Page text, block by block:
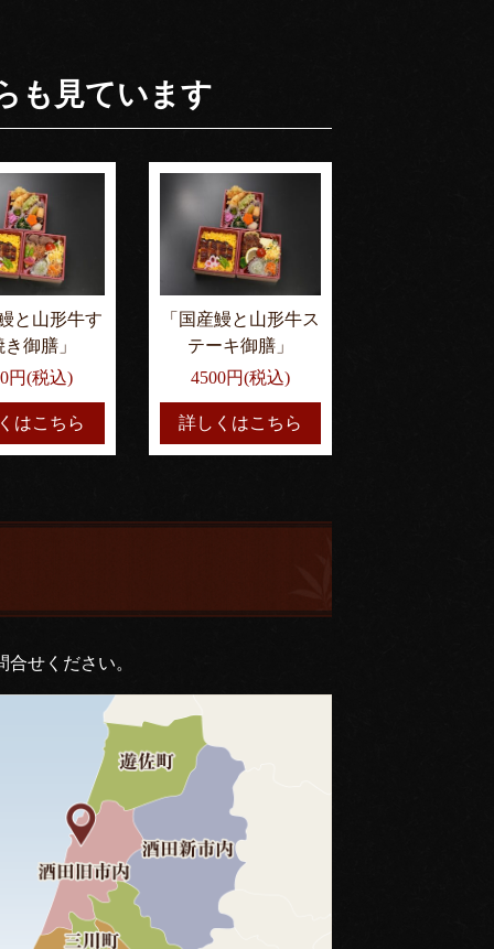
も見ています
と山形牛す
御膳」
円(税込)
はこちら
「国産鰻と山形牛ス
テーキ御膳」
4500円(税込)
詳しくはこちら
せください。